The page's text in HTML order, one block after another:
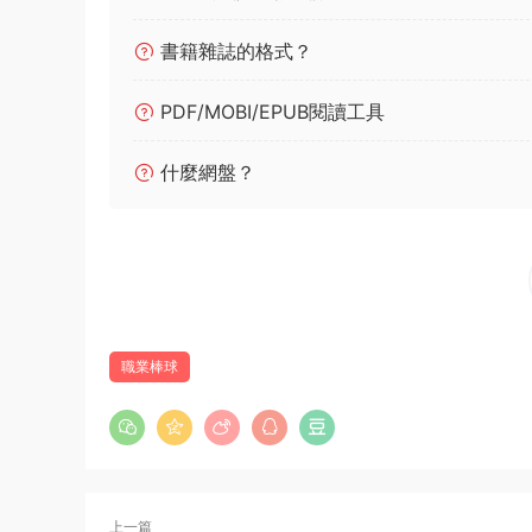
書籍雜誌的格式？
PDF/MOBI/EPUB閱讀工具
什麼網盤？
職業棒球
上一篇